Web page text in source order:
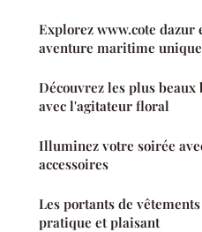
Explorez www.cote dazur
aventure maritime unique
Découvrez les plus
avec l'agitateur floral
Illuminez votre soirée
accessoires
Les portants de
pratique et plaisant